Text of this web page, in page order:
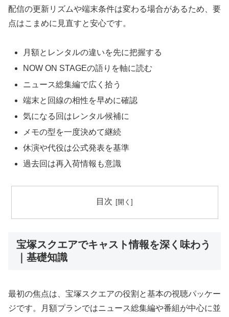
配信の更新リズムや端末条件は変わる場合があるため、要
点はこまめに見直すと安心です。
月額とレンタルの違いを先に把握する
NOW ON STAGEの語りを軸に読む
ニュース総集編で広く拾う
端末と回線の相性を早めに確認
気になる回はレンタル候補に
メモの型を一度決めて継続
休演や代役は公式発表を基準
過去回は再入荷情報も意識
目次
宝塚スクエアでキャスト情報を深く味わう
｜基礎知識
最初の焦点は、宝塚スクエアの役割と基本の視聴パッケー
ジです。月額プランではニュース総集編や番組が中心に並